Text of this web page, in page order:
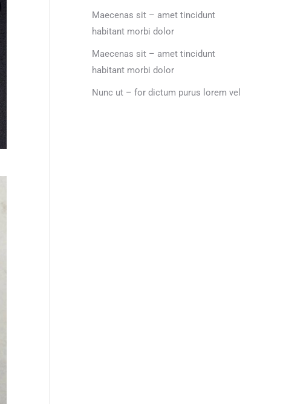
Maecenas sit – amet tincidunt
habitant morbi dolor
Maecenas sit – amet tincidunt
habitant morbi dolor
Nunc ut – for dictum purus lorem vel